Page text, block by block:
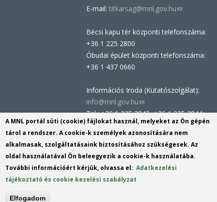
E-mail: titkarsag@mnl.gov.hu(link
e-
Bécsi kapu tér központi telefonszáma:
+36 1 225 2800
Óbudai épület központi telefonszáma:
+36 1 437 0660
Információs Iroda (Kutatószolgálat):
info@mnl.gov.hu(link
sends
e-
mail)
Tel.: +36 1 225 2843, +36 1 225 2844
Postacím: 1014 Budapest, Bécsi kapu
tér 2-4.
Felnőttképzési nyilvántartási szám:
B/2020/002162
Engedélyszám: E/2020/000419
A MNL portál süti (cookie) fájlokat használ, melyeket az Ön gépén
tárol a rendszer. A cookie-k személyek azonosítására nem
alkalmasak, szolgáltatásaink biztosításához szükségesek. Az
oldal használatával Ön beleegyezik a cookie-k használatába.
További információért kérjük, olvassa el:Adatkezelési
tájékoztató és cookie kezelési szabályzat
Elfogadom